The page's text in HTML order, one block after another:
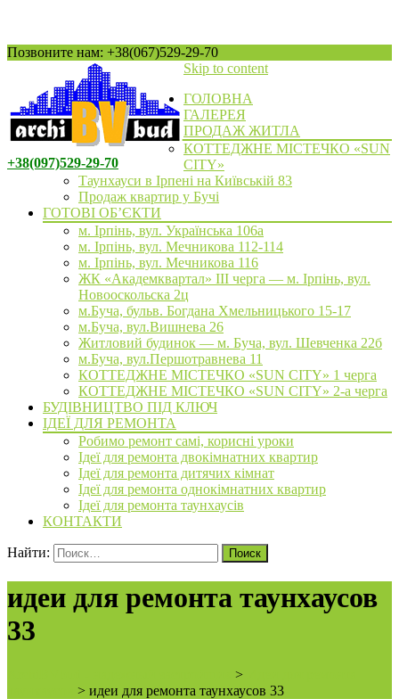
Позвоните нам: +38(067)529-29-70
+38(097)529-29-70
Skip to content
ГОЛОВНА
ГАЛЕРЕЯ
ПРОДАЖ ЖИТЛА
КОТТЕДЖНЕ МІСТЕЧКО «SUN
CITY»
Таунхауси в Ірпені на Київській 83
Продаж квартир у Бучі
ГОТОВІ ОБ’ЄКТИ
м. Ірпінь, вул. Українська 106а
м. Ірпінь, вул. Мечникова 112-114
м. Ірпінь, вул. Мечникова 116
ЖК «Академквартал» III черга — м. Ірпінь, вул.
Новооскольска 2ц
м.Буча, бульв. Богдана Хмельницького 15-17
м.Буча, вул.Вишнева 26
Житловий будинок — м. Буча, вул. Шевченка 22б
м.Буча, вул.Першотравнева 11
КОТТЕДЖНЕ МІСТЕЧКО «SUN CITY» 1 черга
КОТТЕДЖНЕ МІСТЕЧКО «SUN CITY» 2-а черга
БУДІВНИЦТВО ПІД КЛЮЧ
ІДЕЇ ДЛЯ РЕМОНТА
Робимо ремонт самі, корисні уроки
Ідеї для ремонта двокімнатних квартир
Ідеї для ремонта дитячих кімнат
Ідеї для ремонта однокімнатних квартир
Ідеї для ремонта таунхаусів
КОНТАКТИ
Найти:
идеи для ремонта таунхаусов
33
>
> идеи для ремонта таунхаусов 33